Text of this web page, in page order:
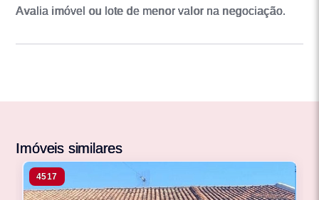
Avalia imóvel ou lote de menor valor na negociação.
Imóveis similares
4517